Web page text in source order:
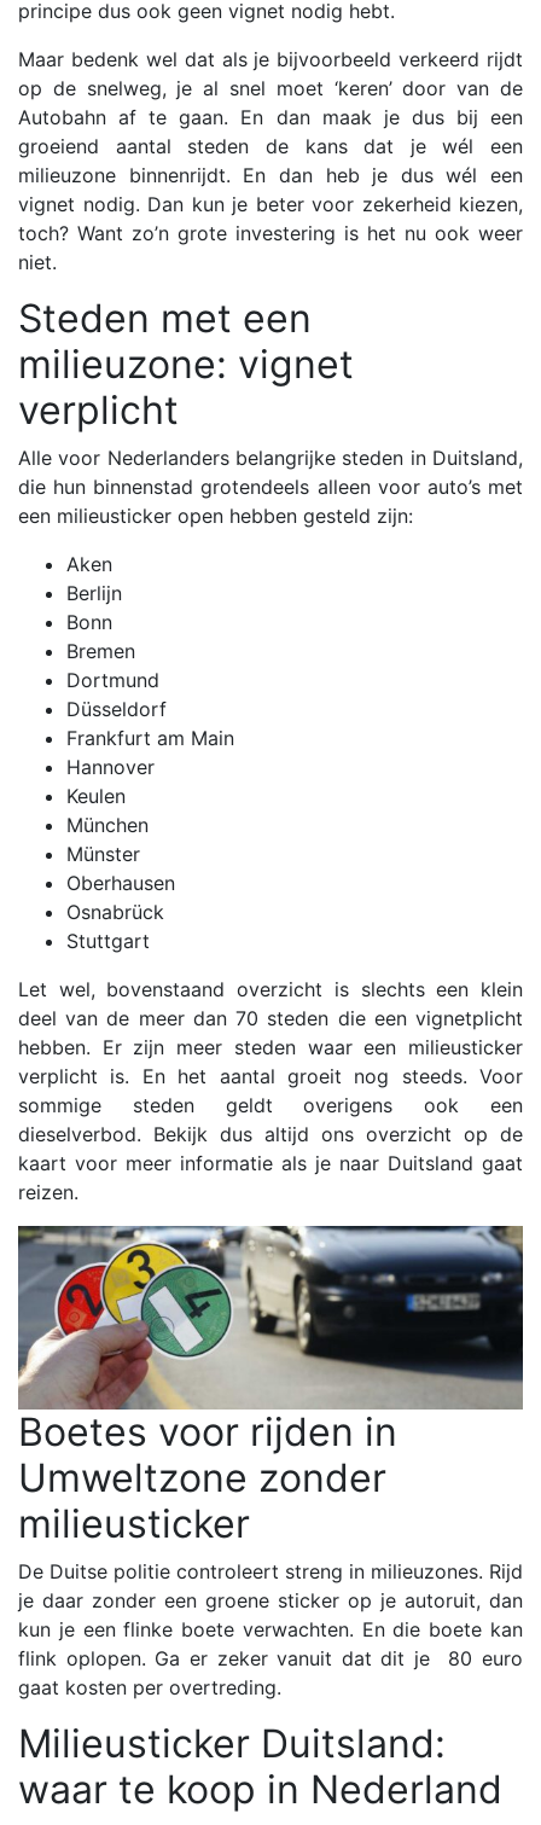
principe dus ook geen vignet nodig hebt.
Maar bedenk wel dat als je bijvoorbeeld verkeerd rijdt
op de snelweg, je al snel moet ‘keren’ door van de
Autobahn af te gaan. En dan maak je dus bij een
groeiend aantal steden de kans dat je wél een
milieuzone binnenrijdt. En dan heb je dus wél een
vignet nodig. Dan kun je beter voor zekerheid kiezen,
toch? Want zo’n grote investering is het nu ook weer
niet.
Steden met een
milieuzone: vignet
verplicht
Alle voor Nederlanders belangrijke steden in Duitsland,
die hun binnenstad grotendeels alleen voor auto’s met
een milieusticker open hebben gesteld zijn:
Aken
Berlijn
Bonn
Bremen
Dortmund
Düsseldorf
Frankfurt am Main
Hannover
Keulen
München
Münster
Oberhausen
Osnabrück
Stuttgart
Let wel, bovenstaand overzicht is slechts een klein
deel van de meer dan 70 steden die een vignetplicht
hebben. Er zijn meer steden waar een milieusticker
verplicht is. En het aantal groeit nog steeds. Voor
sommige steden geldt overigens ook een
dieselverbod. Bekijk dus altijd ons overzicht op de
kaart voor meer informatie als je naar Duitsland gaat
reizen.
Boetes voor rijden in
Umweltzone zonder
milieusticker
De Duitse politie controleert streng in milieuzones. Rijd
je daar zonder een groene sticker op je autoruit, dan
kun je een flinke boete verwachten. En die boete kan
flink oplopen. Ga er zeker vanuit dat dit je 80 euro
gaat kosten per overtreding.
Milieusticker Duitsland:
waar te koop in Nederland